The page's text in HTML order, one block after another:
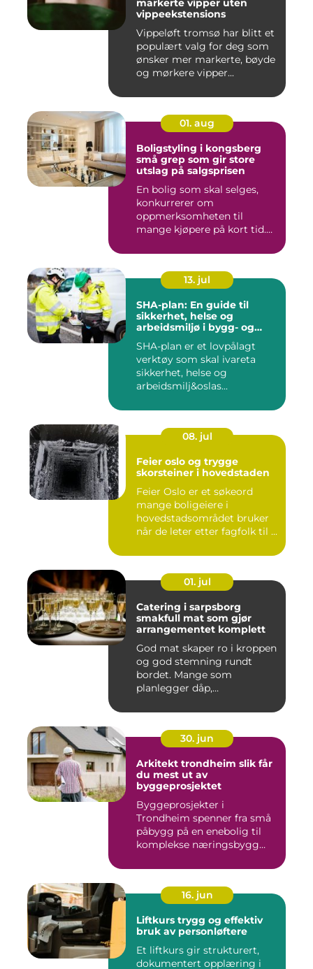
markerte vipper uten
vippeekstensions
Vippeløft tromsø har blitt et
populært valg for deg som
ønsker mer markerte, bøyde
og mørkere vipper...
01. aug
Boligstyling i kongsberg
små grep som gir store
utslag på salgsprisen
En bolig som skal selges,
konkurrerer om
oppmerksomheten til
mange kjøpere på kort tid.
13. jul
SHA-plan: En guide til
sikkerhet, helse og
arbeidsmiljø i bygg- og
SHA-plan er et lovpålagt
verktøy som skal ivareta
sikkerhet, helse og
arbeidsmilj&oslas...
08. jul
Feier oslo og trygge
skorsteiner i hovedstaden
Feier Oslo er et søkeord
mange boligeiere i
hovedstadsområdet bruker
når de leter etter fagfolk til ...
01. jul
Catering i sarpsborg
smakfull mat som gjør
arrangementet komplett
God mat skaper ro i kroppen
og god stemning rundt
bordet. Mange som
planlegger dåp,
30. jun
Arkitekt trondheim slik får
du mest ut av
byggeprosjektet
Byggeprosjekter i
Trondheim spenner fra små
påbygg på en enebolig til
komplekse næringsbygg
16. jun
Liftkurs trygg og effektiv
bruk av personløftere
Et liftkurs gir strukturert,
dokumentert opplæring i